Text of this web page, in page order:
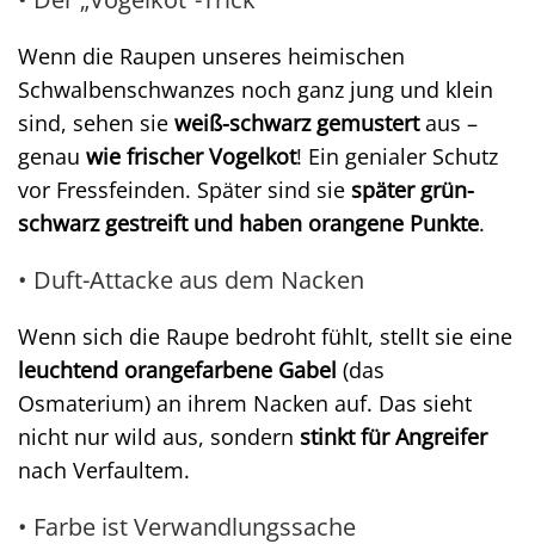
Wenn die Raupen unseres heimischen
Schwalbenschwanzes noch ganz jung und klein
sind, sehen sie weiß-schwarz gemustertaus –
genau wie frischer Vogelkot! Ein genialer Schutz
vor Fressfeinden. Später sind sie später grün-
schwarz gestreift und haben orangene Punkte.
• Duft-Attacke aus dem Nacken
Wenn sich die Raupe bedroht fühlt, stellt sie eine
leuchtend orangefarbene Gabel (das
Osmaterium) an ihrem Nacken auf. Das sieht
nicht nur wild aus, sondern stinkt für Angreifer
nach Verfaultem.
• Farbe ist Verwandlungssache